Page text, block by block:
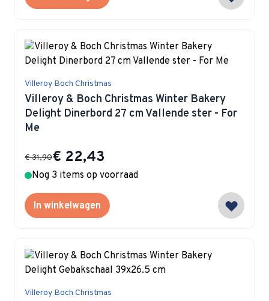
Villeroy Boch Christmas
Villeroy & Boch Christmas Winter Bakery
Delight Dinerbord 27 cm Vallende ster - For
Me
Special Price
€ 22,43
€ 31,90
Nog 3 items op voorraad
In winkelwagen
Villeroy Boch Christmas